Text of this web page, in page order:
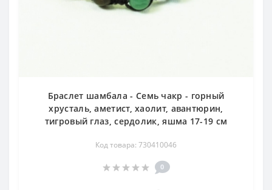
Браслет шамбала - Семь чакр - горный
хрусталь, аметист, хаолит, авантюрин,
тигровый глаз, сердолик, яшма 17-19 см
Код товара: 730410046
0